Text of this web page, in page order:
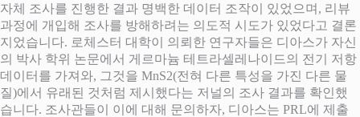
자체 조사를 진행한 결과 명백한 데이터 조작이 있었으며, 리뷰
과정에 개입해 조사를 방해하려는 의도적 시도가 있었다고 결론
지었습니다. 로체스터 대학이 의뢰한 연구자들은 디아스가 자신
의 박사 학위 논문에서 게르마늄 테트라셀레나이드의 전기 저항
데이터를 가져와, 그것을 MnS2(전혀 다른 특성을 가진 다른 물
질)에서 유래된 것처럼 제시했다는 저널의 조사 결과를 확인했
습니다. 조사관들이 이에 대해 문의하자, 디아스는 PRL에 제출